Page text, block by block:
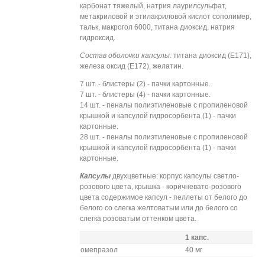
карбонат тяжелый, натрия лаурилсульфат,
метакриловой и этилакриловой кислот сополимер,
тальк, макрогол 6000, титана диоксид, натрия
гидроксид.
Состав оболочки капсулы:титана диоксид (Е171),
железа оксид (Е172), желатин.
7 шт. - блистеры (2) - пачки картонные.
7 шт. - блистеры (4) - пачки картонные.
14 шт. - пеналы полиэтиленовые с пропиленовой
крышкой и капсулой гидросорбента (1) - пачки
картонные.
28 шт. - пеналы полиэтиленовые с пропиленовой
крышкой и капсулой гидросорбента (1) - пачки
картонные.
Капсулыдвухцветные: корпус капсулы светло-
розового цвета, крышка - коричневато-розового
цвета содержимое капсул - пеллеты от белого до
белого со слегка желтоватым или до белого со
слегка розоватым оттенком цвета.
1 капс.
омепразол
40 мг